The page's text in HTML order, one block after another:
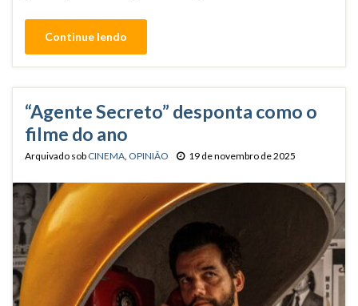
Continue lendo
“Agente Secreto” desponta como o
filme do ano
Arquivado sob CINEMA OPINIÃO 19 de novembro de 2025